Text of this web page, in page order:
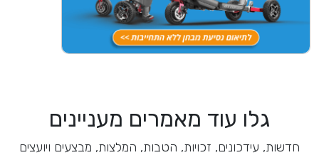
גלו עוד מאמרים מעניינים
חדשות, עידכונים, זכויות, הטבות, המלצות, מבצעים ויועצים